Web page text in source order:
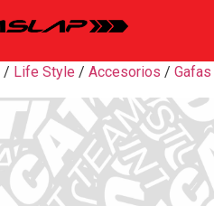
/ Life Style / Accesorios / Gafas